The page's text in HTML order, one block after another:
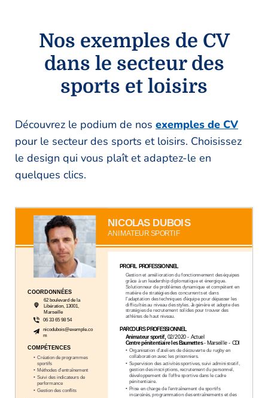
Nos exemples de CV
dans le secteur des
sports et loisirs
Découvrez le podium de nos exemples de CV
pour le secteur des sports et loisirs. Choisissez
le design qui vous plaît et adaptez-le en
quelques clics.